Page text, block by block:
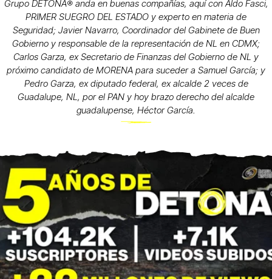
Grupo DETONA®️ anda en buenas compañías, aquí con Aldo Fasci,
PRIMER SUEGRO DEL ESTADO y experto en materia de
Seguridad; Javier Navarro, Coordinador del Gabinete de Buen
Gobierno y responsable de la representación de NL en CDMX;
Carlos Garza, ex Secretario de Finanzas del Gobierno de NL y
próximo candidato de MORENA para suceder a Samuel García; y
Pedro Garza, ex diputado federal, ex alcalde 2 veces de
Guadalupe, NL, por el PAN y hoy brazo derecho del alcalde
guadalupense, Héctor García.